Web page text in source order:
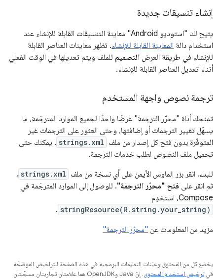
إنشاء تنسيقات جديدة
يتيح لك "استوديو Android" معاينة التنسيقات القابلة للإنشاء عند
استخدام دالة المعاينة القابلة للإنشاء. تظهر معاينات العناصر القابلة
للإنشاء في طريقة العرض التصميم للملف ويتم تعديلها في الوقت الفعلي
أثناء تعديل العناصر القابلة للإنشاء.
ترجمة نصوص واجهة المستخدم
تمنحك أداة "محرّر الترجمة" عرضًا واحدًا لجميع الموارد المترجَمة، ما
يسهّل تغيير الترجمات أو إضافتها، وحتى العثور على الترجمات غير
المتوفّرة بدون فتح كل إصدار من ملف strings.xml . يمكنك حتى
تحميل ملف النصوص لطلب خدمات الترجمة.
للبدء، انقر بزر الماوس الأيمن على أي نسخة من ملف strings.xml ،
ثم انقر على فتح "محرّر الترجمة". للوصول إلى الموارد المترجَمة في
Compose، استخدِم
stringResource(R.string.your_string)
.
مزيد من المعلومات عن "محرّر الترجمة"
يخضع كل من المحتوى وعيّنات التعليمات البرمجية في هذه الصفحة للتراخيص الموضحّة
فيترخيص استخدام المحتوى
. إنّ Java وOpenJDK هما علامتان تجاريتان مسجَّلتان